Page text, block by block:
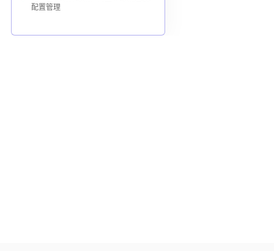
配置管理